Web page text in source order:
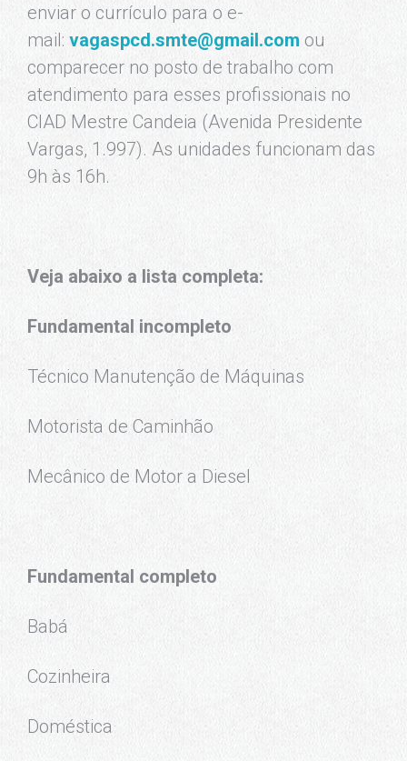
enviar o currículo para o e-
mail: vagaspcd.smte@gmail.com ou
comparecer no posto de trabalho com
atendimento para esses profissionais no
CIAD Mestre Candeia (Avenida Presidente
Vargas, 1.997). As unidades funcionam das
9h às 16h.
Veja abaixo a lista completa:
Fundamental incompleto
Técnico Manutenção de Máquinas
Motorista de Caminhão
Mecânico de Motor a Diesel
Fundamental completo
Babá
Cozinheira
Doméstica